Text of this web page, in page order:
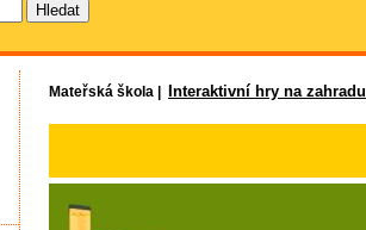
Mateřská škola | Interaktivní hry na zahradu